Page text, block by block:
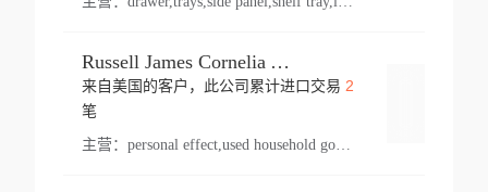
Russell James Cornelia Arlington Va
来自美国的客户，此公司累计进口交易 2
笔
主营： personal effect,used household goods